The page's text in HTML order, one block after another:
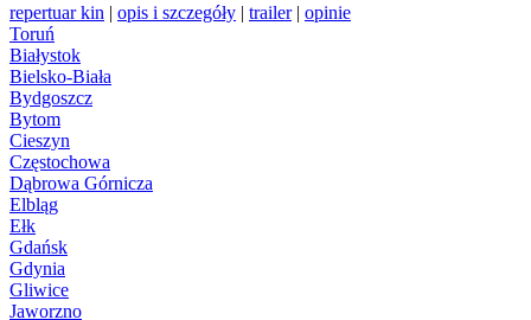
repertuar kin | opis i szczegóły | trailer| opinie
Toruń
Białystok
Bielsko-Biała
Bydgoszcz
Bytom
Cieszyn
Częstochowa
Dąbrowa Górnicza
Elbląg
Ełk
Gdańsk
Gdynia
Gliwice
Jaworzno